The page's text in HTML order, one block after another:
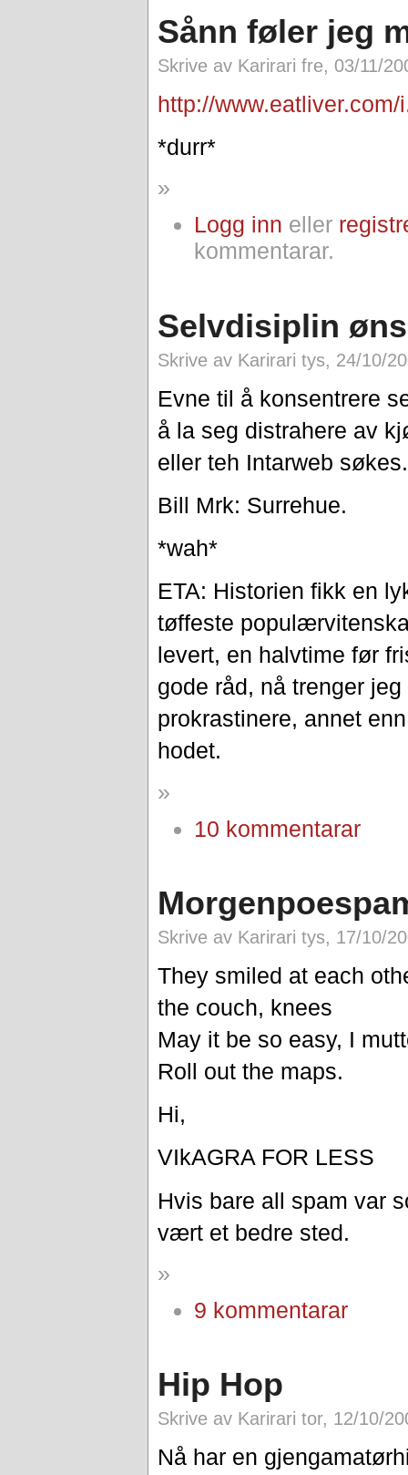
Sånn føler jeg
Skrive av Karirari fre, 03/11/
http://
*durr*
»
Logg inn eller
kommentarar.
Selvdisiplin
Skrive av Karirari tys, 24/10/
Evne til å konsentrere
å la seg distrahere av
eller teh Intarweb søkes.
Bill Mrk: Surrehue.
*wah*
ETA: Historien fikk en
tøffeste
levert, en halvtime før
gode råd, nå trenger
prokrastinere, annet
hodet.
»
10 kommentarar
Skrive av Karirari tys, 17/10/
They smiled at each
the couch, knees
May it be so easy, I
Roll out the maps.
Hi,
VIkAGRA FOR LESS
Hvis bare all spam var
vært et bedre sted.
»
9 kommentarar
Hip Hop
Skrive av Karirari tor, 12/10/
Nå har en